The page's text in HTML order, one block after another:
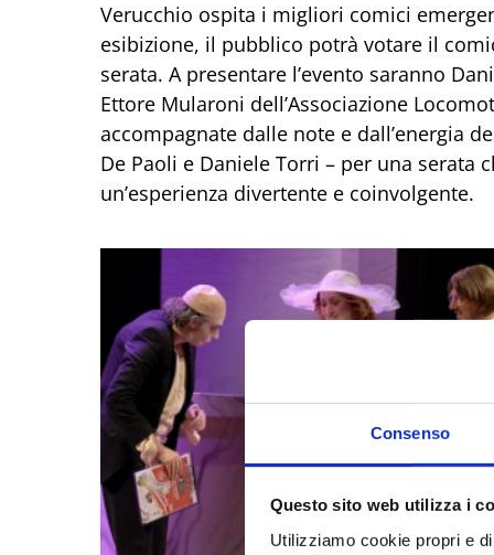
Consenso
Questo sito web utilizza i
Utilizziamo cookie propri e
Verucchio ospita i migliori comici
esibizione, il pubblico potrà votare il
serata. A presentare l’evento saranno
Ettore Mularoni dell’Associazione
accompagnate dalle note e dall’energia
De Paoli e Daniele Torri – per una serata
un’esperienza divertente e coinvolgente.